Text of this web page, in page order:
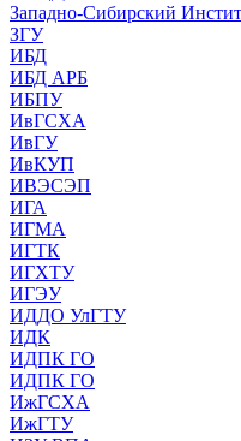
Западно-Сибирский
ЗГУ
ИБД
ИБД АРБ
ИБПУ
ИвГСХА
ИвГУ
ИвКУП
ИВЭСЭП
ИГА
ИГМА
ИГТК
ИГХТУ
ИГЭУ
ИДДО УлГТУ
ИДК
ИДПК ГО
ИДПК ГО
ИжГСХА
ИжГТУ